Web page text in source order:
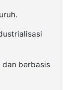
dan berbasis